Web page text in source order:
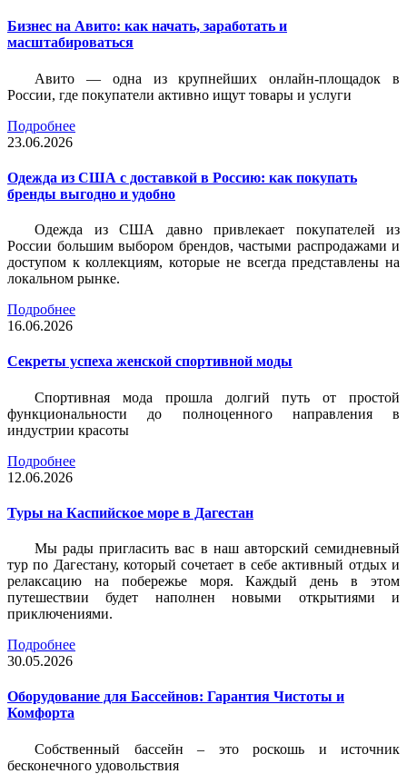
Бизнес на Авито: как начать, заработать и
масштабироваться
Авито — одна из крупнейших онлайн-площадок в
России, где покупатели активно ищут товары и услуги
Подробнее
23.06.2026
Одежда из США с доставкой в Россию: как покупать
бренды выгодно и удобно
Одежда из США давно привлекает покупателей из
России большим выбором брендов, частыми распродажами и
доступом к коллекциям, которые не всегда представлены на
локальном рынке.
Подробнее
16.06.2026
Секреты успеха женской спортивной моды
Спортивная мода прошла долгий путь от простой
функциональности до полноценного направления в
индустрии красоты
Подробнее
12.06.2026
Туры на Каспийское море в Дагестан
Мы рады пригласить вас в наш авторский семидневный
тур по Дагестану, который сочетает в себе активный отдых и
релаксацию на побережье моря. Каждый день в этом
путешествии будет наполнен новыми открытиями и
приключениями.
Подробнее
30.05.2026
Оборудование для Бассейнов: Гарантия Чистоты и
Комфорта
Собственный бассейн – это роскошь и источник
бесконечного удовольствия